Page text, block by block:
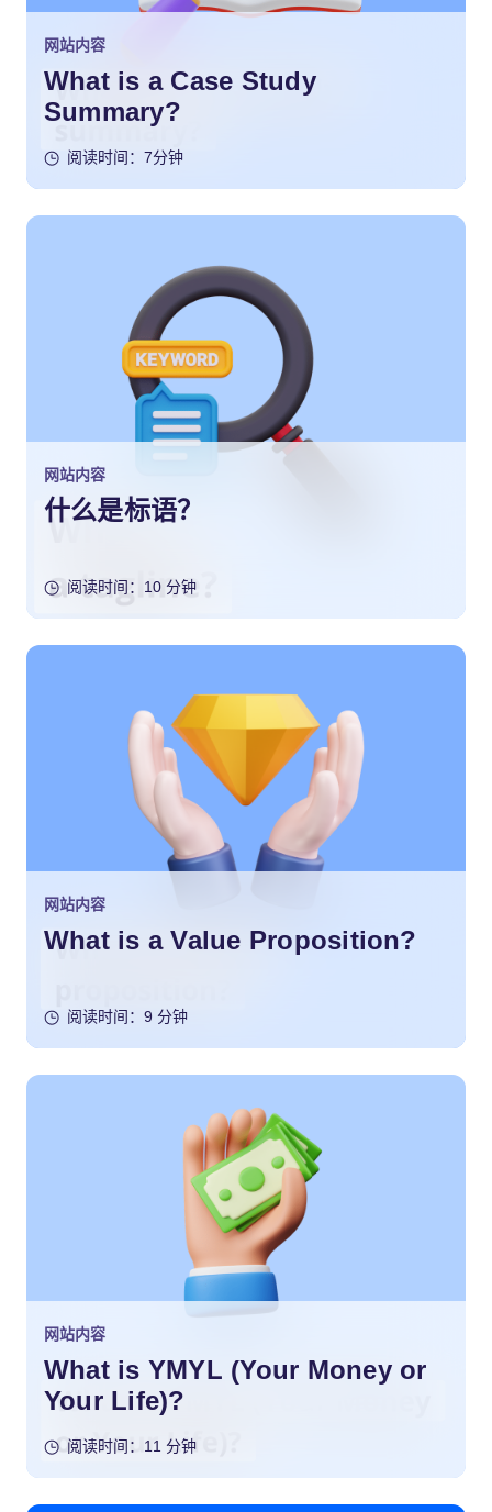
网站内容
What is a Case Study
Summary?
阅读时间：7分钟
网站内容
什么是标语？
阅读时间：10 分钟
网站内容
What is a Value Proposition?
阅读时间：9 分钟
网站内容
What is YMYL (Your Money or
Your Life)?
阅读时间：11 分钟